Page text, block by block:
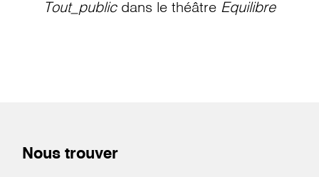
Tout_publicdans le théâtre Equilibre
Nous trouver